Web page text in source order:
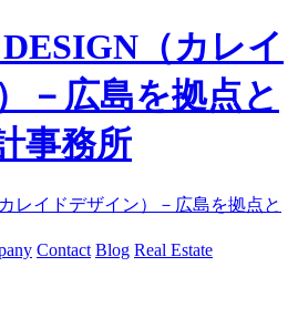
Contact Blog Real Estate